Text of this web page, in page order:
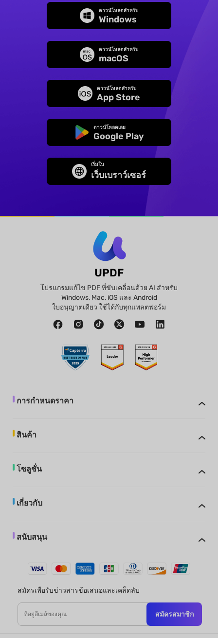
ดาวน์โหลดสำหรับ
Windows
ดาวน์โหลดสำหรับ
macOS
ดาวน์โหลดสำหรับ
App Store
ดาวน์โหลดเลย
Google Play
เริ่มใน
เว็บเบราว์เซอร์
UPDF
โปรแกรมแก้ไข PDF ที่ขับเคลื่อนด้วย AI สำหรับ
Windows, Mac, iOS และ Android
ใบอนุญาตเดียว ใช้ได้กับทุกแพลตฟอร์ม
การกำหนดราคา
สินค้า
โซลูชั่น
เกี่ยวกับ
สนับสนุน
สมัครเพื่อรับข่าวสารข้อเสนอและเคล็ดลับ
สมัครสมาชิก